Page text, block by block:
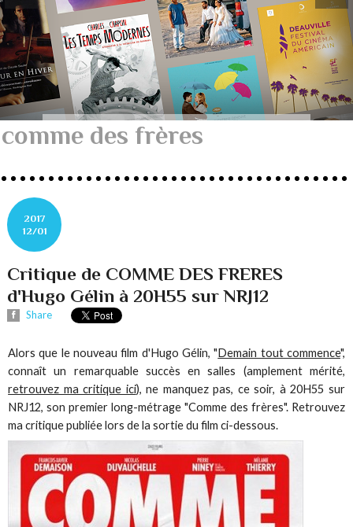
comme des frères
2017
12/01
Critique de COMME DES FRERES
d'Hugo Gélin à 20H55 sur NRJ12
Share
Alors que le nouveau film d'Hugo Gélin, "Demain tout commence",
connaît un remarquable succès en salles (amplement mérité,
retrouvez ma critique ici), ne manquez pas, ce soir, à 20H55 sur
NRJ12, son premier long-métrage "Comme des frères". Retrouvez
ma critique publiée lors de la sortie du film ci-dessous.